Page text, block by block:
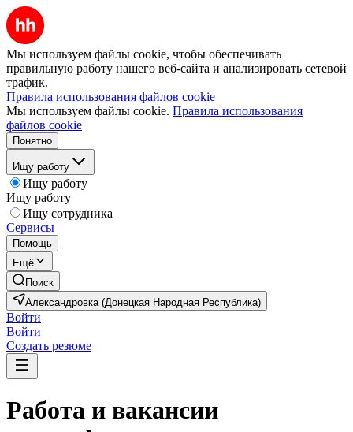
Мы используем файлы cookie, чтобы обеспечивать
правильную работу нашего веб-сайта и анализировать сетевой
трафик.
Правила использования файлов cookie
Мы используем файлы cookie. Правила использования
файлов cookie
Понятно
Ищу работу
Ищу работу
Ищу работу
Ищу сотрудника
Сервисы
Помощь
Ещё
Поиск
Александровка (Донецкая Народная Республика)
Войти
Войти
Создать резюме
Работа и вакансии